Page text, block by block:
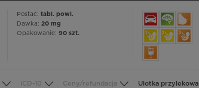
Postać: tabl. powl.
Dawka: 20 mg
Opakowanie: 90 szt.
ICD-10 Ceny/refundacja Ulotka przylekowa